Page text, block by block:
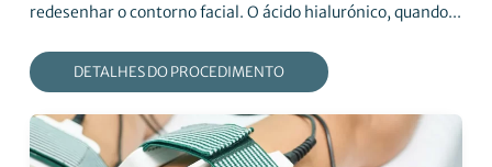
redesenhar o contorno facial. O ácido hialurónico, quando...
DETALHES DO PROCEDIMENTO